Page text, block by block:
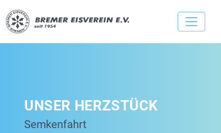
UNSER HERZSTÜCK
Semkenfahrt